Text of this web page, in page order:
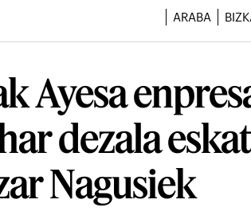
ARABA
Ayesa
dezala
Nagusiek